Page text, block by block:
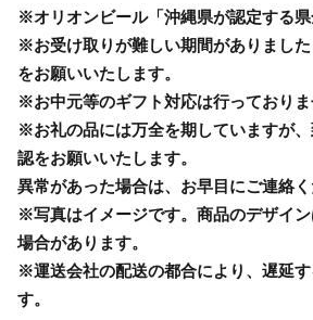
※オリオンビール「沖縄県が認定する県
※お受け取りが難しい期間がありまし
をお願いいたします。
※お中元等のギフト対応は行っておりま
※お礼の品には万全を期していますが
認をお願いいたします。
異常があった場合は、お早目にご連絡く
※写真はイメージです。商品のデザイ
場合があります。
※運送会社の配送の都合により、遅延
す。